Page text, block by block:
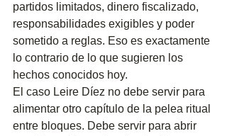
partidos limitados, dinero fiscalizado,
responsabilidades exigibles y poder
sometido a reglas. Eso es exactamente
lo contrario de lo que sugieren los
hechos conocidos hoy.
El caso Leire Díez no debe servir para
alimentar otro capítulo de la pelea ritual
entre bloques. Debe servir para abrir